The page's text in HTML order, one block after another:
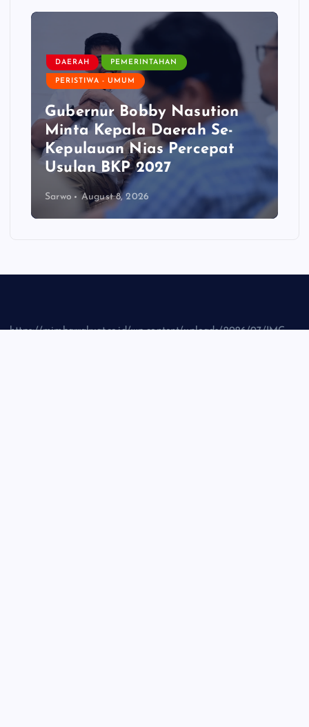
DAERAH PEMERINTAHAN
PERISTIWA - UMUM
TEKNOLOGI - PENDIDIKAN
Jambore Anak TK/RA Bandar
Khalipah Jadi Contoh
Kolaborasi Desa
Sarwo August 8, 2026
https://mimbarrakyat.co.id/wp-content/uploads/2026/07/IMG-